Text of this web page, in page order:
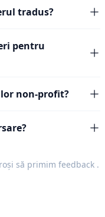
tradus?
pentru
non-profit?
să primim feedback.